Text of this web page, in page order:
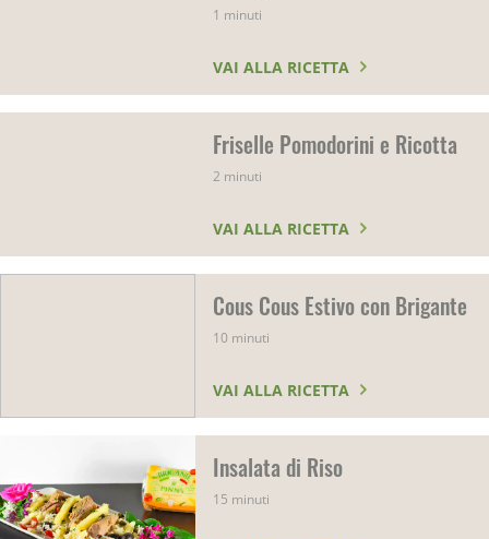
1 minuti
VAI ALLA RICETTA
Friselle Pomodorini e Ricotta
2 minuti
VAI ALLA RICETTA
Cous Cous Estivo con Brigante
10 minuti
VAI ALLA RICETTA
Insalata di Riso
15 minuti